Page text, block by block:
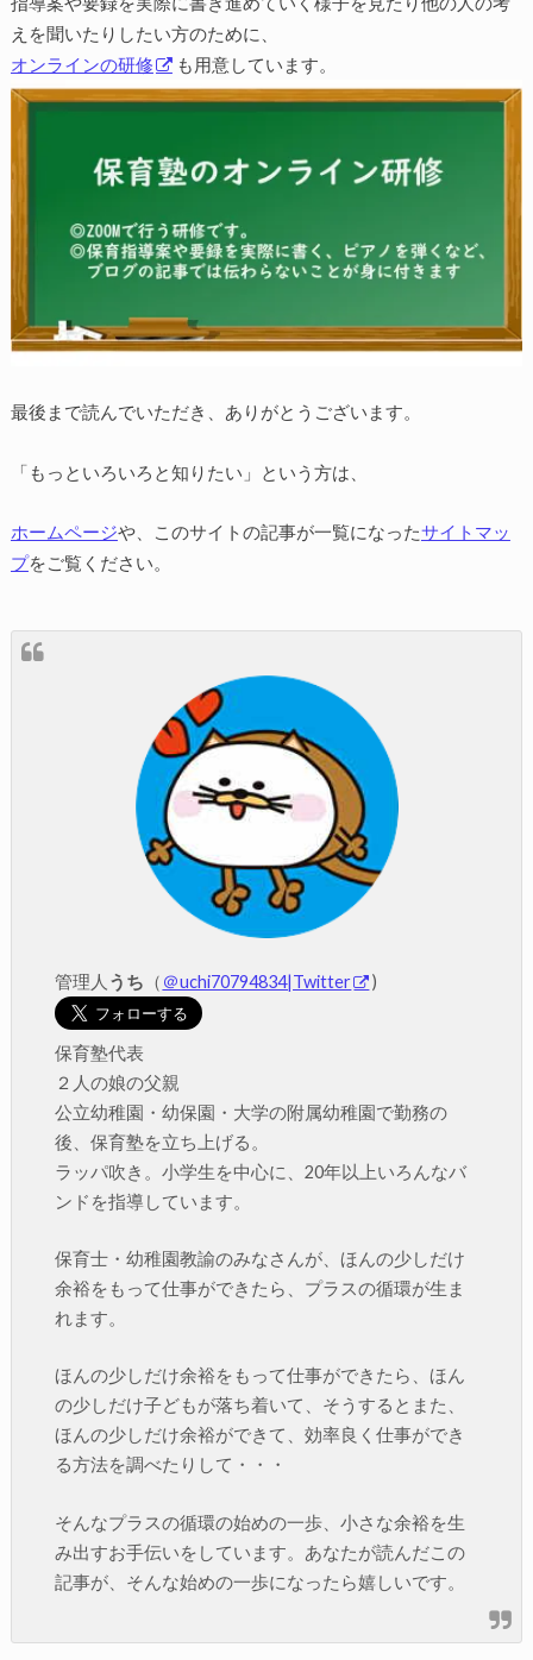
えを聞いたりしたい方のために、
オンラインの研修
も用意しています。
最後まで読んでいただき、ありがとうございます。
「もっといろいろと知りたい」という方は、
ホームページや、このサイトの記事が一覧になったサイトマッ
プをご覧ください。
管理人 うち （ ＠uchi70794834|Twitter )
保育塾代表
２人の娘の父親
公立幼稚園・幼保園・大学の附属幼稚園で勤務の
後、保育塾を立ち上げる。
ラッパ吹き。小学生を中心に、20年以上いろんなバ
ンドを指導しています。
保育士・幼稚園教諭のみなさんが、ほんの少しだけ
余裕をもって仕事ができたら、プラスの循環が生ま
れます。
ほんの少しだけ余裕をもって仕事ができたら、ほん
の少しだけ子どもが落ち着いて、そうするとまた、
ほんの少しだけ余裕ができて、効率良く仕事ができ
る方法を調べたりして・・・
そんなプラスの循環の始めの一歩、小さな余裕を生
み出すお手伝いをしています。あなたが読んだこの
記事が、そんな始めの一歩になったら嬉しいです。